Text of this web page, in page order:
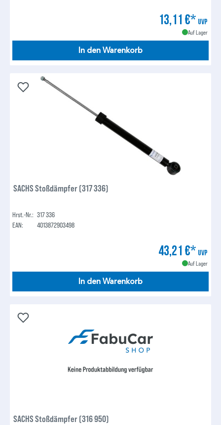
13,11 €* UVP
Auf Lager
In den Warenkorb
SACHS Stoßdämpfer (317 336)
Hrst.-Nr.: 317 336
EAN:
4013872903498
43,21 €* UVP
Auf Lager
In den Warenkorb
SACHS Stoßdämpfer (316 950)